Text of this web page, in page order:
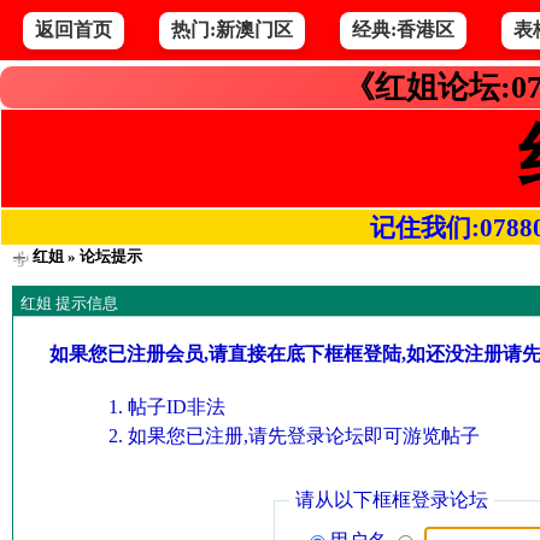
返回首页 热门:新澳门区 经典:香港区 表
《红姐论坛
记住我们
红姐» 论坛提示
红姐 提示信息
如果您已注册会员,请直接在底下框框登陆,如还没注册请
帖子ID非法
如果您已注册,请先登录论坛即可游览帖子
请从以下框框登录论坛